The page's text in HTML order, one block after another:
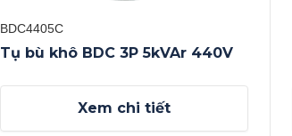
BDC4405C
Tụ bù khô BDC 3P 5kVAr 440V
Xem chi tiết